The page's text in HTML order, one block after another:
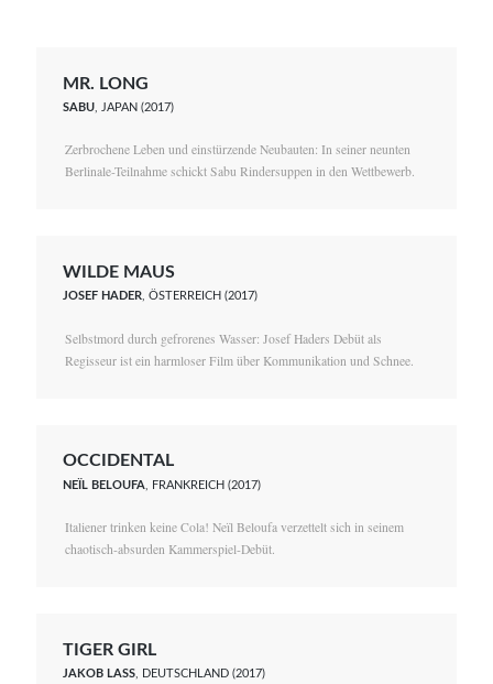
MR. LONG
SABU , JAPAN (2017)
Zerbrochene Leben und einstürzende Neubauten: In seiner neunten
Berlinale-Teilnahme schickt Sabu Rindersuppen in den Wettbewerb.
WILDE MAUS
JOSEF HADER , ÖSTERREICH (2017)
Selbstmord durch gefrorenes Wasser: Josef Haders Debüt als
Regisseur ist ein harmloser Film über Kommunikation und Schnee.
OCCIDENTAL
NEÏL BELOUFA , FRANKREICH (2017)
Italiener trinken keine Cola! Neïl Beloufa verzettelt sich in seinem
chaotisch-absurden Kammerspiel-Debüt.
TIGER GIRL
JAKOB LASS , DEUTSCHLAND (2017)